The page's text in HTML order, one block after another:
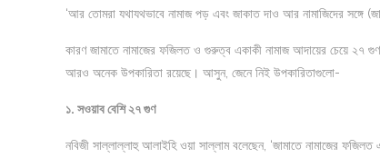
‘আর তোমরা যথাযথভাবে নামাজ পড় এবং জাকাত দাও আর নামাজিদের সঙ্গে
কারণ জামাতে নামাজের ফজিলত ও গুরুত্ব একাকী নামাজ আদায়ের চেয়ে ২৭
আরও অনেক উপকারিতা রয়েছে। আসুন, জেনে নিই উপকারিতাগুলো-
১. সওয়াব বেশি ২৭ গুণ
নবিজী সাল্লাল্লাহু আলাইহি ওয়া সাল্লাম বলেছেন, ‘জামাতে নামাজের ফজিলত